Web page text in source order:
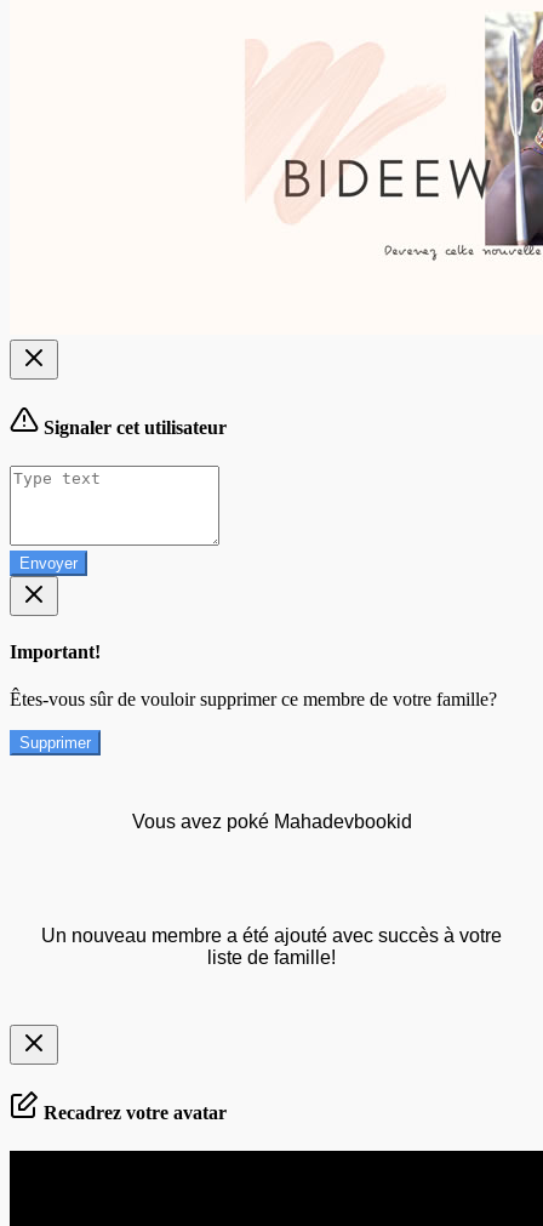
Signaler cet utilisateur
Envoyer
Important!
Êtes-vous sûr de vouloir supprimer ce membre de votre famille?
Supprimer
Vous avez poké Mahadevbookid
Un nouveau membre a été ajouté avec succès à votre
liste de famille!
Recadrez votre avatar